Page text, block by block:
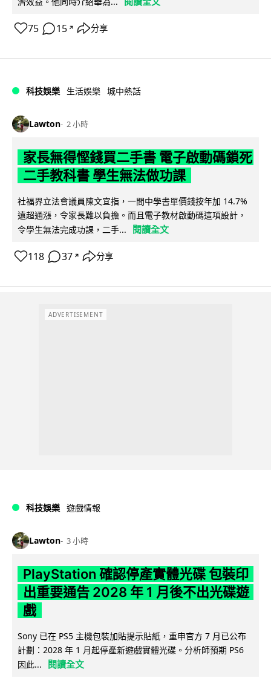
75 15 ↗ 分享
科技娛樂 生活娛樂 城中熱話
Lawton 2 小時
家長無得慳錢買二手書 電子啟動碼鎖死
二手教科書 學生無法做功課
社福界立法會議員陳文宜指，一間中學書單價錢按年加 14.7%
遠超通漲，令家長難以負擔。而且電子教材啟動碼這項設計，
令學生無法完成功課，二手...
閱讀全文
118 37 ↗ 分享
ADVERTISEMENT
科技娛樂 遊戲情報
Lawton 3 小時
PlayStation 確認停產實體光碟 包裝印
出重要通告 2028 年 1 月後不出光碟遊
戲
Sony 已在 PS5 主機包裝加貼提示貼紙，重申官方 7 月已公布
計劃：2028 年 1 月起停產新遊戲實體光碟。分析師預期 PS6
因此...
閱讀全文